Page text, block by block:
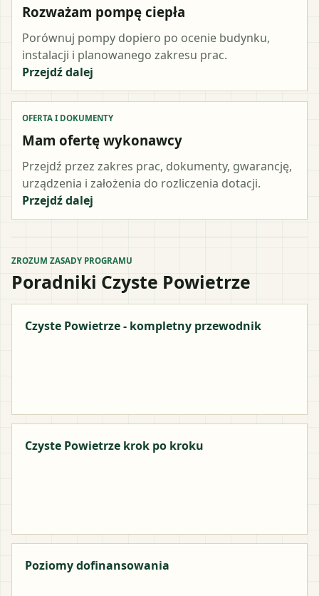
Rozważam pompę ciepła
Porównuj pompy dopiero po ocenie budynku,
instalacji i planowanego zakresu prac.
Przejdź dalej
OFERTA I DOKUMENTY
Mam ofertę wykonawcy
Przejdź przez zakres prac, dokumenty, gwarancję,
urządzenia i założenia do rozliczenia dotacji.
Przejdź dalej
ZROZUM ZASADY PROGRAMU
Poradniki Czyste Powietrze
Czyste Powietrze - kompletny przewodnik
Czyste Powietrze krok po kroku
Poziomy dofinansowania